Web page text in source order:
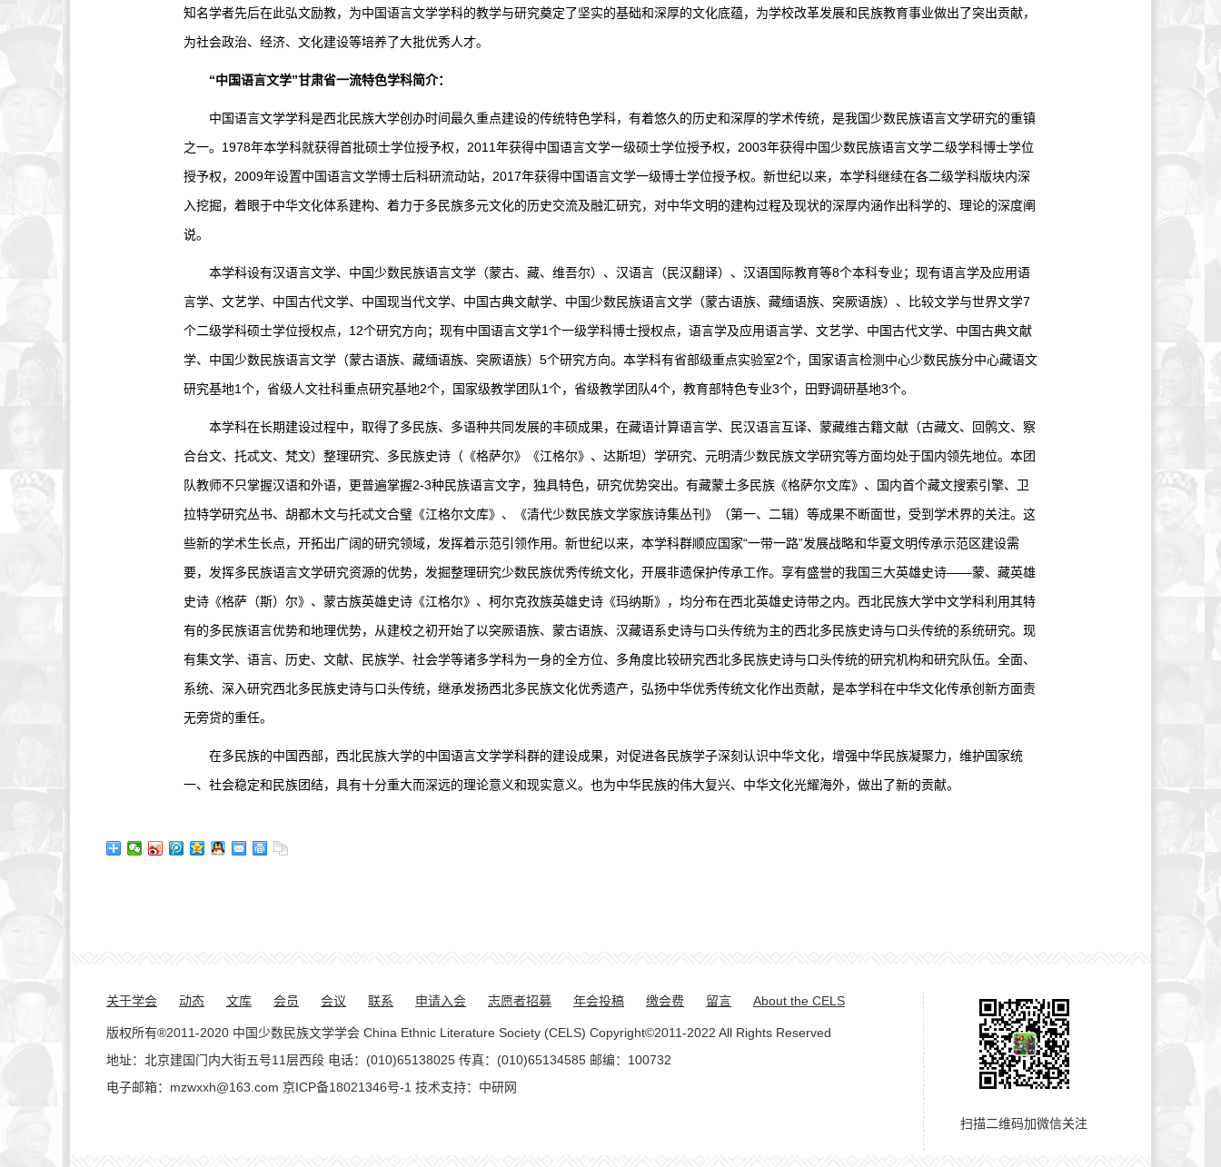
知名学者先后在此弘文励教，为中国语言文学学科的教学与研究奠定了坚实的基础和深厚的文化底蕴，为学校改革发展和民族教育事业做出了突出贡献，
为社会政治、经济、文化建设等培养了大批优秀人才。
“中国语言文学”甘肃省一流特色学科简介：
中国语言文学学科是西北民族大学创办时间最久重点建设的传统特色学科，有着悠久的历史和深厚的学术传统，是我国少数民族语言文学研究的重镇
之一。1978年本学科就获得首批硕士学位授予权，2011年获得中国语言文学一级硕士学位授予权，2003年获得中国少数民族语言文学二级学科博士学位
授予权，2009年设置中国语言文学博士后科研流动站，2017年获得中国语言文学一级博士学位授予权。新世纪以来，本学科继续在各二级学科版块内深
入挖掘，着眼于中华文化体系建构、着力于多民族多元文化的历史交流及融汇研究，对中华文明的建构过程及现状的深厚内涵作出科学的、理论的深度阐
说。
本学科设有汉语言文学、中国少数民族语言文学（蒙古、藏、维吾尔）、汉语言（民汉翻译）、汉语国际教育等8个本科专业；现有语言学及应用语
言学、文艺学、中国古代文学、中国现当代文学、中国古典文献学、中国少数民族语言文学（蒙古语族、藏缅语族、突厥语族）、比较文学与世界文学7
个二级学科硕士学位授权点，12个研究方向；现有中国语言文学1个一级学科博士授权点，语言学及应用语言学、文艺学、中国古代文学、中国古典文献
学、中国少数民族语言文学（蒙古语族、藏缅语族、突厥语族）5个研究方向。本学科有省部级重点实验室2个，国家语言检测中心少数民族分中心藏语文
研究基地1个，省级人文社科重点研究基地2个，国家级教学团队1个，省级教学团队4个，教育部特色专业3个，田野调研基地3个。
本学科在长期建设过程中，取得了多民族、多语种共同发展的丰硕成果，在藏语计算语言学、民汉语言互译、蒙藏维古籍文献（古藏文、回鹘文、察
合台文、托忒文、梵文）整理研究、多民族史诗（《格萨尔》《江格尔》、达斯坦）学研究、元明清少数民族文学研究等方面均处于国内领先地位。本团
队教师不只掌握汉语和外语，更普遍掌握2-3种民族语言文字，独具特色，研究优势突出。有藏蒙土多民族《格萨尔文库》、国内首个藏文搜索引擎、卫
拉特学研究丛书、胡都木文与托忒文合璧《江格尔文库》、《清代少数民族文学家族诗集丛刊》（第一、二辑）等成果不断面世，受到学术界的关注。这
些新的学术生长点，开拓出广阔的研究领域，发挥着示范引领作用。新世纪以来，本学科群顺应国家“一带一路”发展战略和华夏文明传承示范区建设需
要，发挥多民族语言文学研究资源的优势，发掘整理研究少数民族优秀传统文化，开展非遗保护传承工作。享有盛誉的我国三大英雄史诗——蒙、藏英雄
史诗《格萨（斯）尔》、蒙古族英雄史诗《江格尔》、柯尔克孜族英雄史诗《玛纳斯》，均分布在西北英雄史诗带之内。西北民族大学中文学科利用其特
有的多民族语言优势和地理优势，从建校之初开始了以突厥语族、蒙古语族、汉藏语系史诗与口头传统为主的西北多民族史诗与口头传统的系统研究。现
有集文学、语言、历史、文献、民族学、社会学等诸多学科为一身的全方位、多角度比较研究西北多民族史诗与口头传统的研究机构和研究队伍。全面、
系统、深入研究西北多民族史诗与口头传统，继承发扬西北多民族文化优秀遗产，弘扬中华优秀传统文化作出贡献，是本学科在中华文化传承创新方面责
无旁贷的重任。
在多民族的中国西部，西北民族大学的中国语言文学学科群的建设成果，对促进各民族学子深刻认识中华文化，增强中华民族凝聚力，维护国家统
一、社会稳定和民族团结，具有十分重大而深远的理论意义和现实意义。也为中华民族的伟大复兴、中华文化光耀海外，做出了新的贡献。
关于学会 动态 文库 会员 会议 联系 申请入会 志愿者招募 年会投稿 缴会费 留言 About the CELS
版权所有®2011-2020 中国少数民族文学学会 China Ethnic Literature Society (CELS) Copyright©2011-2022 All Rights Reserved
地址：北京建国门内大街五号11层西段 电话：(010)65138025 传真：(010)65134585 邮编：100732
电子邮箱：mzwxxh@163.com 京ICP备18021346号-1 技术支持： 中研网
扫描二维码加微信关注